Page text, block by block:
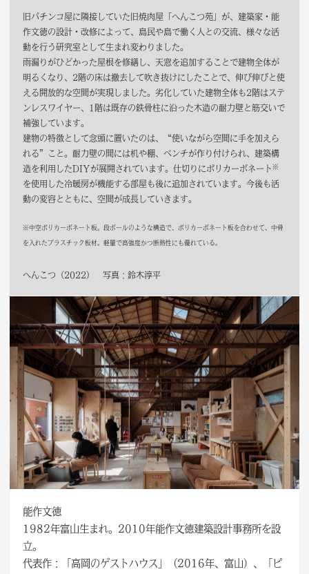
旧パチンコ屋に隣接していた旧焼肉屋「へんこつ苑」が、建築家・能
作文徳の設計・改修によって、島民や島で働く人との交流、様々な活
動を行う研究室として生まれ変わりました。
雨漏りがひどかった屋根を修繕し、天窓を追加することで建物全体が
明るくなり、2階の床は撤去して吹き抜けにしたことで、伸び伸びと使
える開放的な空間が実現しました。劣化していた建物全体も2階はステ
ンレスワイヤー、1階は既存の鉄骨柱に沿った木造の耐力壁と筋交いで
補強しています。
建物の特徴として念頭に置いたのは、“使いながら空間に手を加えら
れる”こと。耐力壁の間には机や棚、ベンチが作り付けられ、建築構
造を利用したDIYが展開されています。仕切りにポリカーボネート※
を使用した冷暖房が機能する部屋も後に追加されています。今後も活
動の変容とともに、空間が成長していきます。
※中空ポリカーボネート板。段ボールのような構造で、ポリカーボネート板を合わせて、中骨
を入れたプラスチック板材。軽量で高強度かつ断熱性にも優れている。
へんこつ（2022） 写真：鈴木淳平
能作文徳
1982年富山生まれ。2010年能作文徳建築設計事務所を設
立。
代表作：「高岡のゲストハウス」（2016年、富山）、「ピ